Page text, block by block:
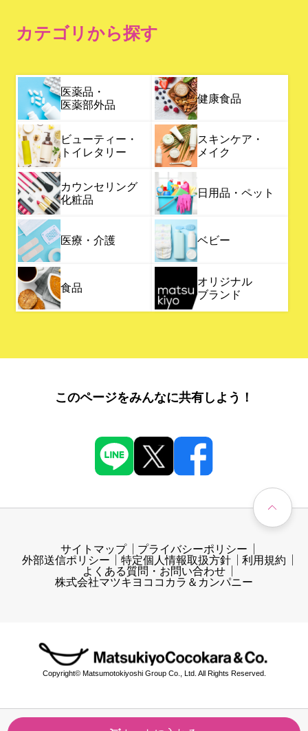
カテゴリから探す
医薬品・
医薬部外品
健康食品
ビューティー・
トイレタリー
スキンケア・
メイク
カウンセリング
化粧品
日用品・ペット
医療・介護 ベビー
食品
オリジナル
ブランド
このページをみんなに共有しよう！
サイトマップ
プライバシーポリシー
外部送信ポリシー
特定個人情報取扱方針
利用規約
よくある質問・お問い合わせ
株式会社マツキヨココカラ＆カンパニー
Copyright© Matsumotokiyoshi Group Co., Ltd. All Rights Reserved.